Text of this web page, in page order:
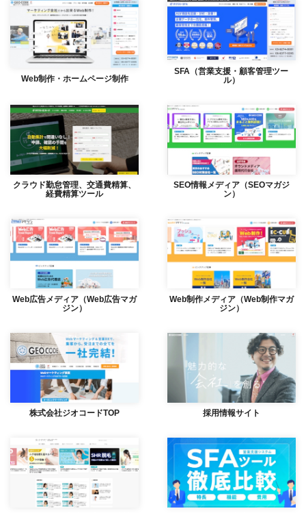
Web制作・ホームページ制作
SFA（営業支援・顧客管理ツー
ル）
クラウド勤怠管理、交通費精算、
経費精算ツール
SEO情報メディア（SEOマガジ
ン）
Web広告メディア（Web広告マガ
ジン）
Web制作メディア（Web制作マガ
ジン）
株式会社ジオコードTOP 採用情報サイト